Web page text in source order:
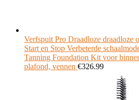
Verfspuit Pro Draadloze draadloze
Start en Stop Verbeterde
Tanning Foundation Kit voor
plafond, vennen €326.99